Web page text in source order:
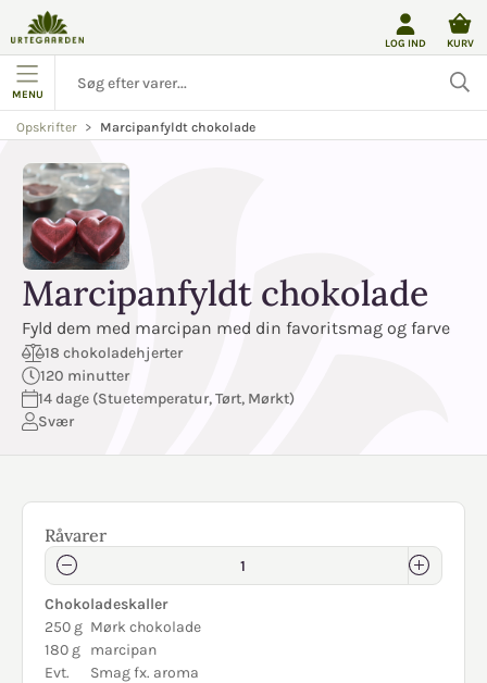
LOG IND KURV
MENU
Opskrifter Marcipanfyldt chokolade
Marcipanfyldt chokolade
Fyld dem med marcipan med din favoritsmag og farve
18 chokoladehjerter
120 minutter
14 dage (Stuetemperatur, Tørt, Mørkt)
Svær
Råvarer
Chokoladeskaller
250 g Mørk chokolade
180 g marcipan
Evt.
Smag fx. aroma